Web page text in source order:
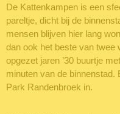
De Kattenkampen is een
pareltje, dicht bij de
mensen blijven hier lang
dan ook het beste van twee
opgezet jaren ’30 buurtje
minuten van de binnenstad.
Park Randenbroek in.